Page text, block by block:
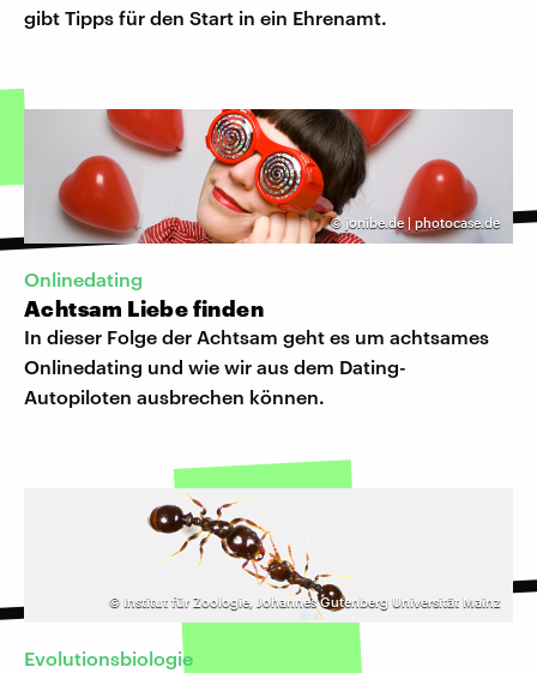
gibt Tipps für den Start in ein Ehrenamt.
© jonibe.de | photocase.de
Onlinedating
Achtsam Liebe finden
In dieser Folge der Achtsam geht es um achtsames
Onlinedating und wie wir aus dem Dating-
Autopiloten ausbrechen können.
© Institut für Zoologie, Johannes Gutenberg Universität Mainz
Evolutionsbiologie